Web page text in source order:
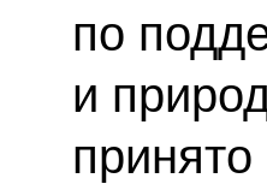
по
и